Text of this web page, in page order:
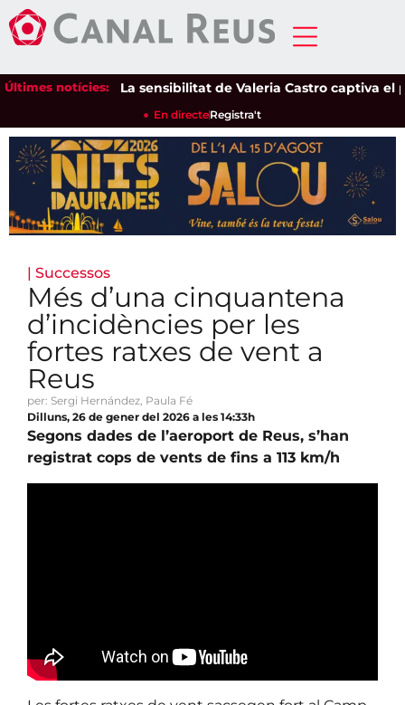
Últimes notícies:La sensibilitat de Valeria Castro captiva el
En directeRegistra't
| Successos
Més d’una cinquantena
d’incidències per les
fortes ratxes de vent a
Reus
per: Sergi Hernández, Paula Fé
Dilluns, 26 de gener del 2026 a les 14:33h
Segons dades de l’aeroport de Reus, s’han
registrat cops de vents de fins a 113 km/h